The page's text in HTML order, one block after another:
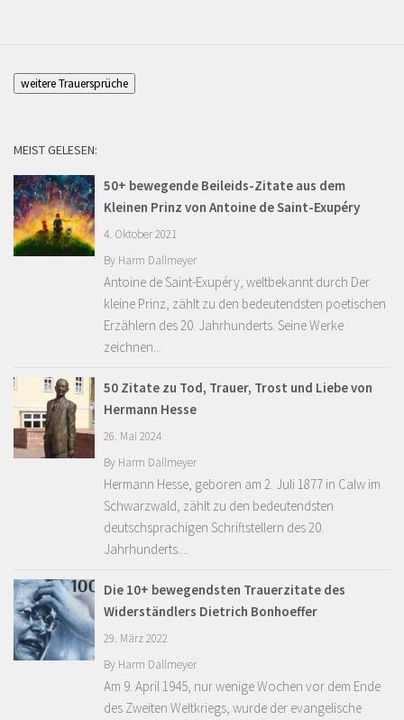
weitere Trauersprüche
MEIST GELESEN:
50+ bewegende Beileids-Zitate aus dem
Kleinen Prinz von Antoine de Saint-Exupéry
4. Oktober 2021
By Harm Dallmeyer
Antoine de Saint-Exupéry, weltbekannt durch Der
kleine Prinz, zählt zu den bedeutendsten poetischen
Erzählern des 20. Jahrhunderts. Seine Werke
zeichnen...
50 Zitate zu Tod, Trauer, Trost und Liebe von
Hermann Hesse
26. Mai 2024
By Harm Dallmeyer
Hermann Hesse, geboren am 2. Juli 1877 in Calw im
Schwarzwald, zählt zu den bedeutendsten
deutschsprachigen Schriftstellern des 20.
Jahrhunderts....
Die 10+ bewegendsten Trauerzitate des
Widerständlers Dietrich Bonhoeffer
29. März 2022
By Harm Dallmeyer
Am 9. April 1945, nur wenige Wochen vor dem Ende
des Zweiten Weltkriegs, wurde der evangelische